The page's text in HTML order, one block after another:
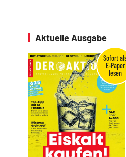
Aktuelle Ausgabe